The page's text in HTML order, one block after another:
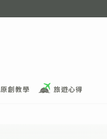
原創教學 旅遊心得